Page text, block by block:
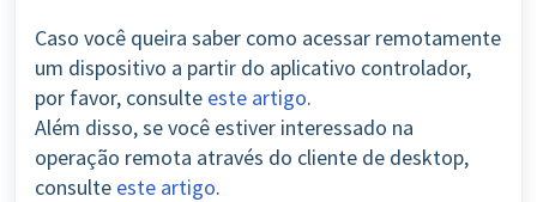
Caso você queira saber como acessar remotamente
um dispositivo a partir do aplicativo controlador,
por favor, consulte este artigo.
Além disso, se você estiver interessado na
operação remota através do cliente de desktop,
consulte este artigo.